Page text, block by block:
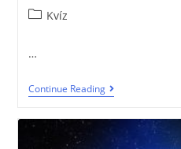
Kvíz
…
Continue Reading